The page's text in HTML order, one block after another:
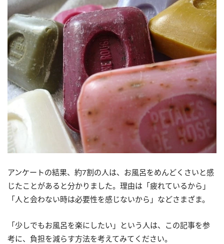
アンケートの結果、約7割の人は、お風呂をめんどくさいと感
じたことがあると分かりました。理由は「疲れているから」
「人と会わない時は必要性を感じないから」などさまざま。
「少しでもお風呂を楽にしたい」という人は、この記事を参
考に、負担を減らす方法を考えてみてください。